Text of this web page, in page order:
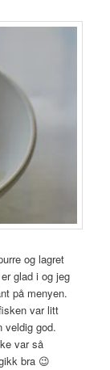
og lagret
glad i og jeg
på menyen.
var litt
veldig god.
var så
bra 😉